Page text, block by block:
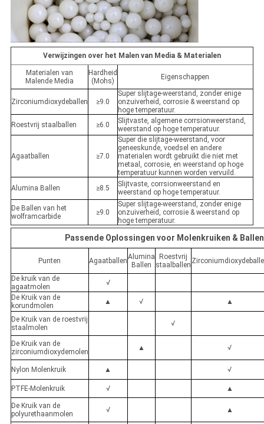
Verwijzingen over het Malen van Media & Materialen
Materialen van
Malende Media
Hardheid
(Mohs)
Eigenschappen
Zirconiumdioxydeballen ≥9.0
Super slijtage-weerstand, zonder enige
onzuiverheid, corrosie & weerstand op
hoge temperatuur.
Roestvrij staalballen
≥6.0
Slijtvaste, algemene corrsionweerstand,
weerstand op hoge temperatuur.
Agaatballen ≥7.0
Super die slijtage-weerstand, voor
geneeskunde, voedsel en andere
materialen wordt gebruikt die niet met
metaal, corrosie, en weerstand op hoge
temperatuur kunnen worden vervuild.
Alumina Ballen
≥8.5
Slijtvaste, corrsionweerstand en
weerstand op hoge temperatuur.
De Ballen van het
wolframcarbide
≥9.0
Super slijtage-weerstand, zonder enige
onzuiverheid, corrosie & weerstand op
hoge temperatuur.
Passende Oplossingen voor Molenkruiken & Ballen
Punten AgaatballenAlumina
Ballen
Roestvrij
staalballen
De kruik van de
agaatmolen
√
De Kruik van de
korundmolen
▲ √ ▲
De Kruik van de roestvrij
staalmolen
√
De Kruik van de
zirconiumdioxydemolen
▲ √
Nylon Molenkruik ▲ √
PTFE-Molenkruik √ ▲
De Kruik van de
polyurethaanmolen
√ ▲